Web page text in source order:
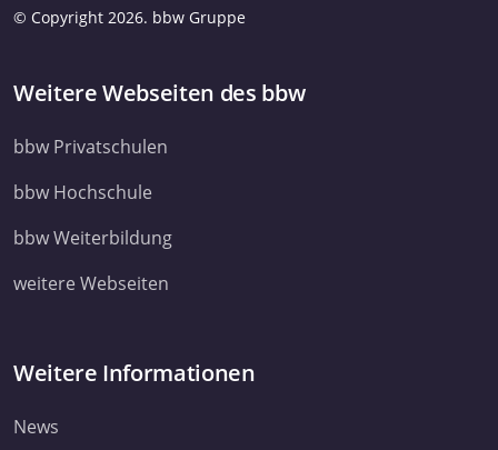
© Copyright 2026. bbw Gruppe
Weitere Webseiten des bbw
bbw Privatschulen
bbw Hochschule
bbw Weiterbildung
weitere Webseiten
Weitere Informationen
News